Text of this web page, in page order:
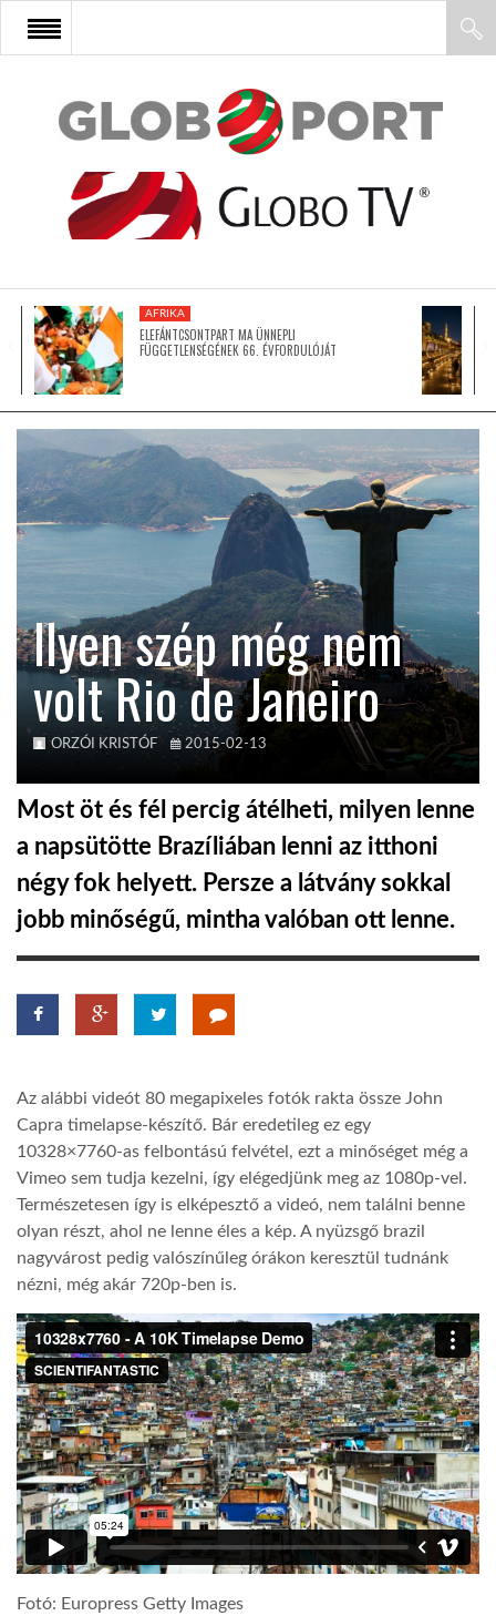
FŐOLDAL
AFRIKA
ÁZSIA
LATIN-AMERIKA
AUSZTRÁLIA
A VILÁG ITTHON
GLOBOTV BP
TROPICALMAGAZIN
AFRIKA TUDÁSTÁR
A NAP SZÉPE
LINKTR.EE
GLOBOZSARU
DOBRAVERO.HU
LATIMO.HU
GLOBOBOOK
AFRIKA
ELEFÁNTCSONTPART MA ÜNNEPLI
FÜGGETLENSÉGÉNEK 66. ÉVFORDULÓJÁT
Ilyen szép még nem
volt Rio de Janeiro
ORZÓI KRISTÓF 2015-02-13
Most öt és fél percig átélheti, milyen lenne
a napsütötte Brazíliában lenni az itthoni
négy fok helyett. Persze a látvány sokkal
jobb minőségű, mintha valóban ott lenne.
Az alábbi videót 80 megapixeles fotók rakta össze John
Capra timelapse-készítő. Bár eredetileg ez egy
10328×7760-as felbontású felvétel, ezt a minőséget még a
Vimeo sem tudja kezelni, így elégedjünk meg az 1080p-vel.
Természetesen így is elképesztő a videó, nem találni benne
olyan részt, ahol ne lenne éles a kép. A nyüzsgő brazil
nagyvárost pedig valószínűleg órákon keresztül tudnánk
nézni, még akár 720p-ben is.
Fotó: Europress Getty Images